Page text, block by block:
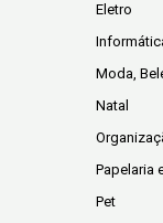
Eletro
Moda,
Natal
Papelaria
Pet